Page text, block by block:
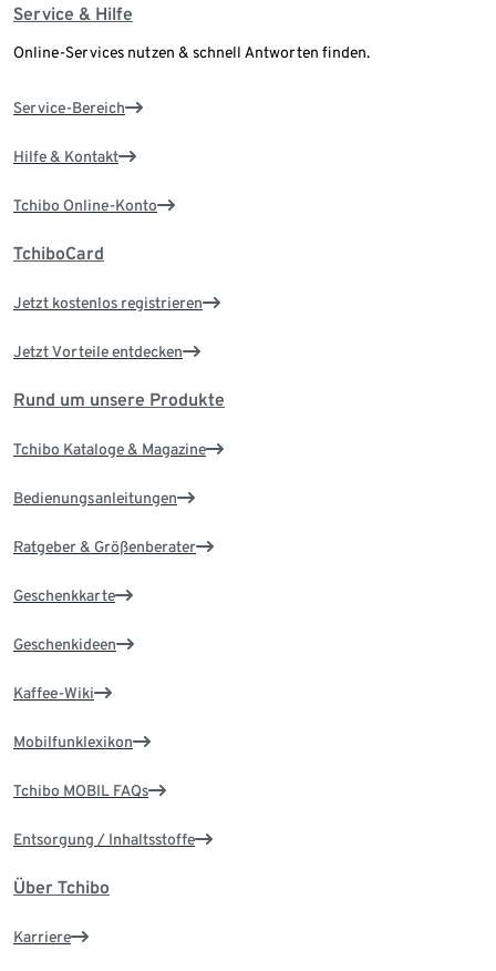
Service & Hilfe
Online-Services nutzen & schnell Antworten finden.
Service-Bereich
Hilfe & Kontakt
Tchibo Online-Konto
TchiboCard
Jetzt kostenlos registrieren
Jetzt Vorteile entdecken
Rund um unsere Produkte
Tchibo Kataloge & Magazine
Bedienungsanleitungen
Ratgeber & Größenberater
Geschenkkarte
Geschenkideen
Kaffee-Wiki
Mobilfunklexikon
Tchibo MOBIL FAQs
Entsorgung / Inhaltsstoffe
Über Tchibo
Karriere